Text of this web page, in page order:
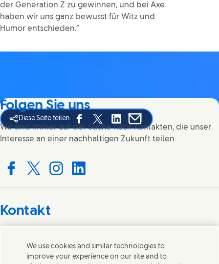
der Generation Z zu gewinnen, und bei Axe
haben wir uns ganz bewusst für Witz und
Humor entschieden.“
Diese Seite teilen
Share this page on Facebook
Share this page on X
Share this page on Linked In
Share this page on E-
Folgen Sie uns
Wir sind immer auf der Suche nach Kontakten, die unser
Interesse an einer nachhaltigen Zukunft teilen.
with us on Facebook
Connect with us on X
Connect with us on Instagram
Connect with us on LinkedIn
Kontakt
helfen gerne bei Fragen.
We use cookies and similar technologies to
improve your experience on our site and to